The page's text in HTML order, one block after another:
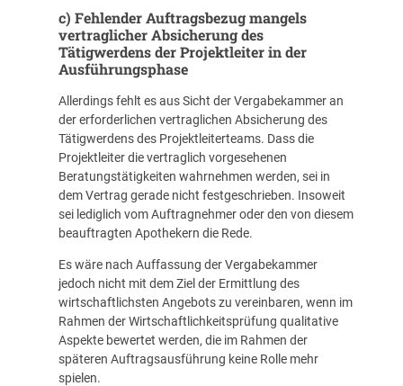
c) Fehlender Auftragsbezug mangels
vertraglicher Absicherung des
Tätigwerdens der Projektleiter in der
Ausführungsphase
Allerdings fehlt es aus Sicht der Vergabekammer an
der erforderlichen vertraglichen Absicherung des
Tätigwerdens des Projektleiterteams. Dass die
Projektleiter die vertraglich vorgesehenen
Beratungstätigkeiten wahrnehmen werden, sei in
dem Vertrag gerade nicht festgeschrieben. Insoweit
sei lediglich vom Auftragnehmer oder den von diesem
beauftragten Apothekern die Rede.
Es wäre nach Auffassung der Vergabekammer
jedoch nicht mit dem Ziel der Ermittlung des
wirtschaftlichsten Angebots zu vereinbaren, wenn im
Rahmen der Wirtschaftlichkeitsprüfung qualitative
Aspekte bewertet werden, die im Rahmen der
späteren Auftragsausführung keine Rolle mehr
spielen.